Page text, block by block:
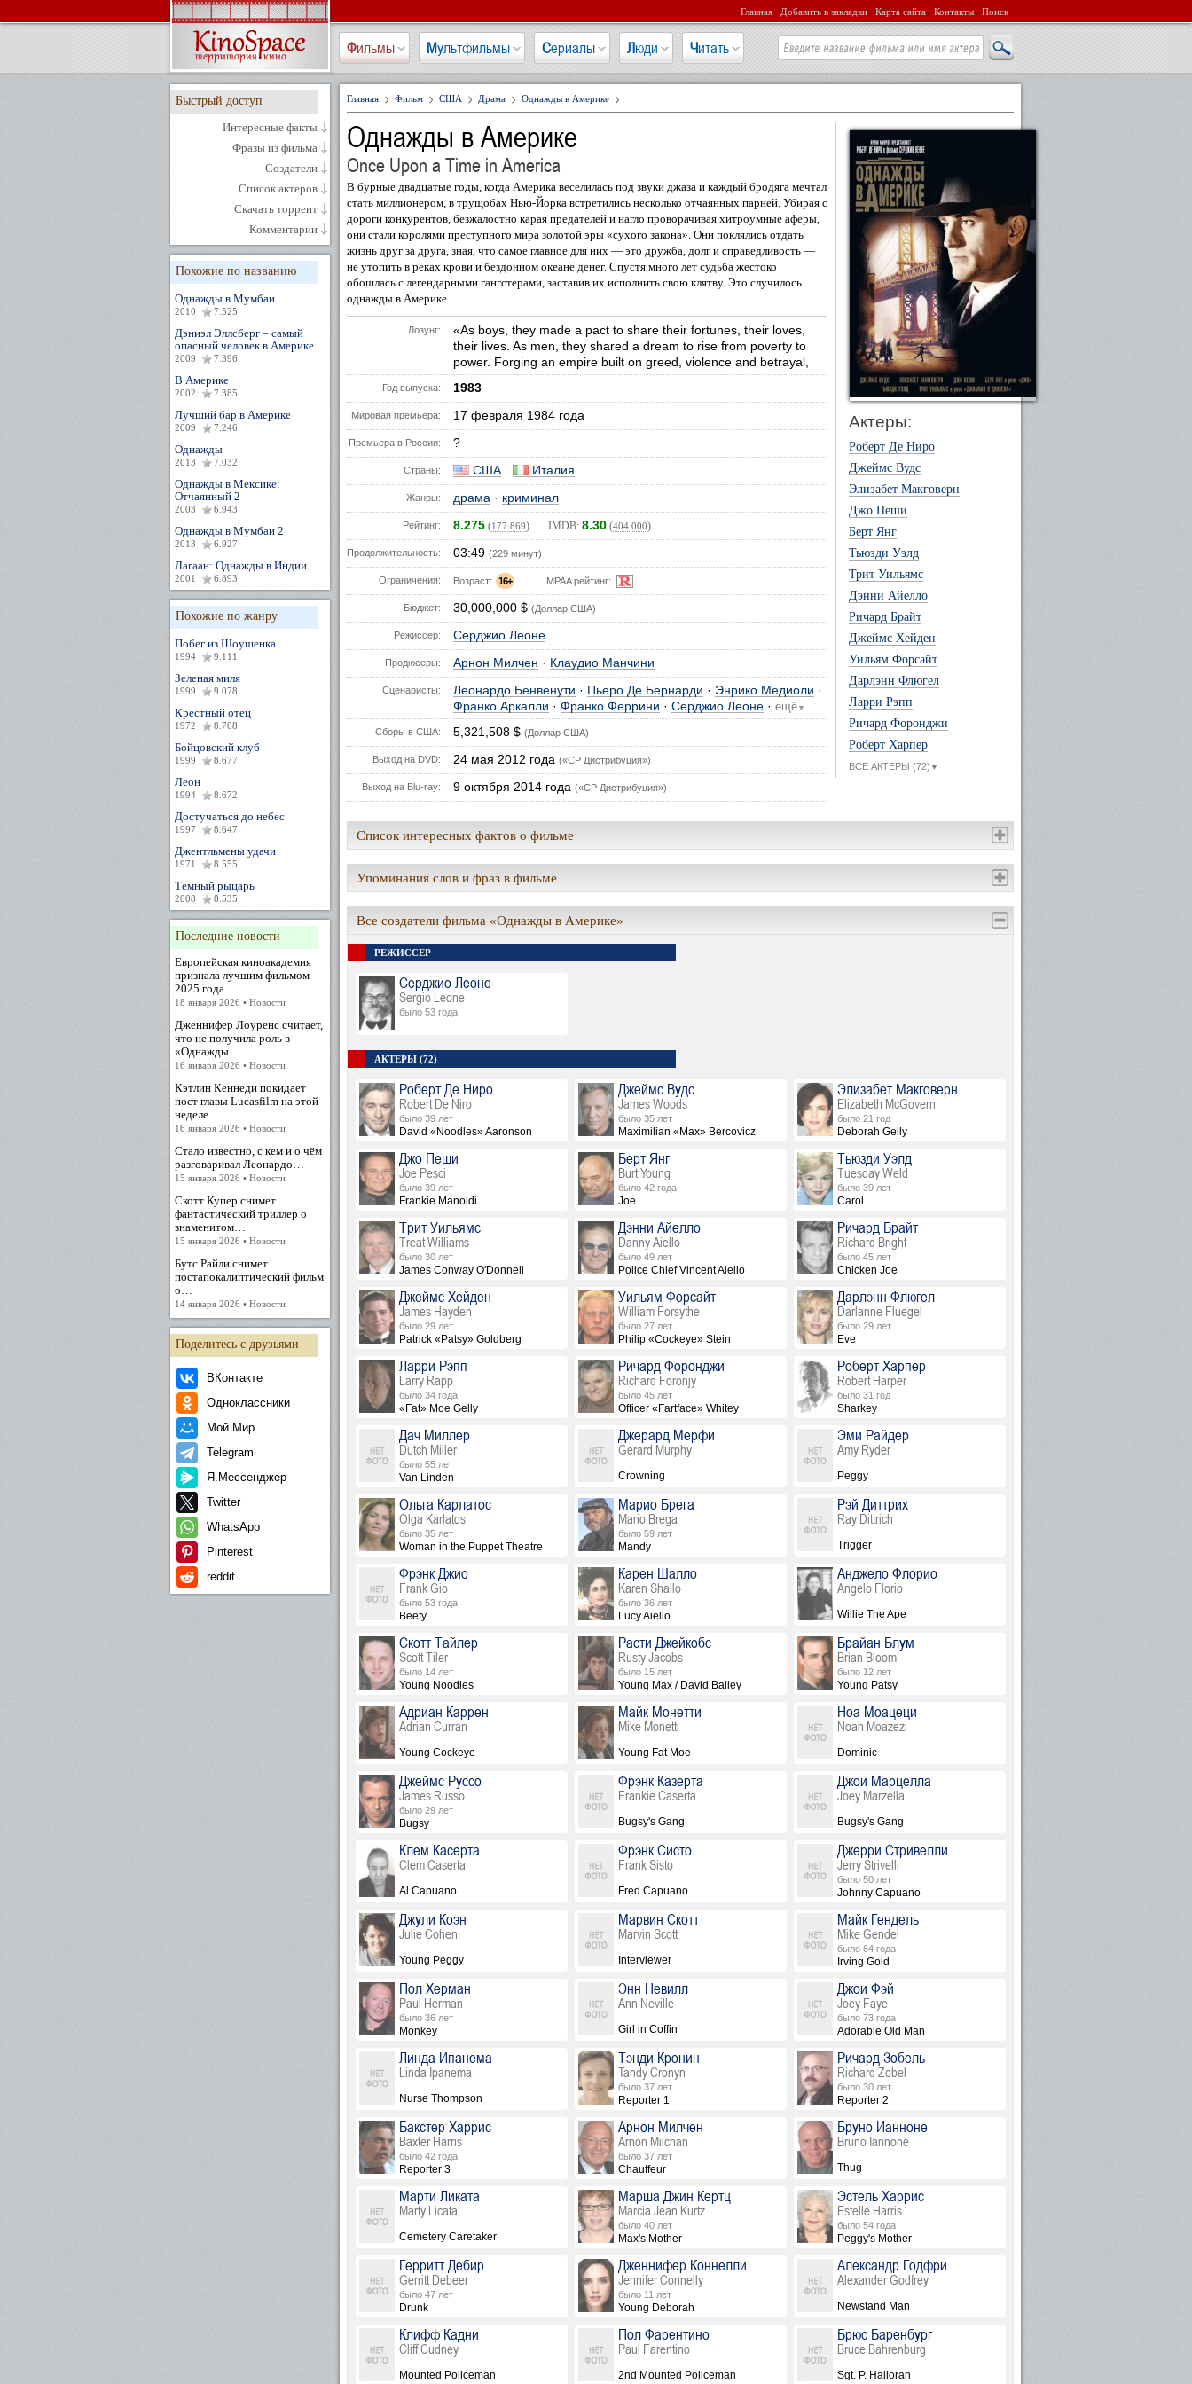
Главная Добавить в закладки Карта сайта Контакты Поиск
Фильмы Мультфильмы Сериалы Люди Читать
Быстрый доступ
Интересные факты
Фразы из фильма
Создатели
Список актеров
Скачать торрент
Комментарии
Похожие по названию
Однажды в Мумбаи
2010 7.525
Дэниэл Эллсберг – самый
опасный человек в Америке
2009 7.396
В Америке
2002 7.385
Лучший бар в Америке
2009 7.246
Однажды
2013 7.032
Однажды в Мексике:
Отчаянный 2
2003 6.943
Однажды в Мумбаи 2
2013 6.927
Лагаан: Однажды в Индии
2001 6.893
Похожие по жанру
Побег из Шоушенка
1994 9.111
Зеленая миля
1999 9.078
Крестный отец
1972 8.708
Бойцовский клуб
1999 8.677
Леон
1994 8.672
Достучаться до небес
1997 8.647
Джентльмены удачи
1971 8.555
Темный рыцарь
2008 8.535
Последние новости
Европейская киноакадемия
признала лучшим фильмом
2025 года…
18 января 2026 • Новости
Дженнифер Лоуренс считает,
что не получила роль в
«Однажды…
16 января 2026 • Новости
Кэтлин Кеннеди покидает
пост главы Lucasfilm на этой
неделе
16 января 2026 • Новости
Стало известно, с кем и о чём
разговаривал Леонардо…
15 января 2026 • Новости
Скотт Купер снимет
фантастический триллер о
знаменитом…
15 января 2026 • Новости
Бутс Райли снимет
постапокалиптический фильм
о…
14 января 2026 • Новости
Поделитесь с друзьями
ВКонтакте
Одноклассники
Мой Мир
Telegram
Я.Мессенджер
Twitter
WhatsApp
Pinterest
reddit
Главная Фильм США Драма Однажды в Америке
Однажды в Америке
Once Upon a Time in America
В бурные двадцатые годы, когда Америка веселилась под звуки джаза и каждый бродяга мечтал
стать миллионером, в трущобах Нью-Йорка встретились несколько отчаянных парней. Убирая с
дороги конкурентов, безжалостно карая предателей и нагло проворачивая хитроумные аферы,
они стали королями преступного мира золотой эры «сухого закона». Они поклялись отдать
жизнь друг за друга, зная, что самое главное для них — это дружба, долг и справедливость —
не утопить в реках крови и бездонном океане денег. Спустя много лет судьба жестоко
обошлась с легендарными гангстерами, заставив их исполнить свою клятву. Это случилось
однажды в Америке...
Лозунг:
«As boys, they made a pact to share their fortunes, their loves,
their lives. As men, they shared a dream to rise from poverty to
power. Forging an empire built on greed, violence and betrayal,
Год выпуска: 1983
Мировая премьера: 17 февраля 1984 года
Премьера в России: ?
Страны: США Италия
Жанры: драма · криминал
Рейтинг: 8.275 (177 869) IMDB: 8.30 (404 000)
Продолжительность: 03:49 (229 минут)
Ограничения: Возраст: 16+ MPAA рейтинг:
Бюджет: 30,000,000 $ (Доллар США)
Режиссер: Серджио Леоне
Продюсеры: Арнон Милчен · Клаудио Манчини
Сценаристы: Леонардо Бенвенути · Пьеро Де Бернарди · Энрико Медиоли ·
Франко Аркалли · Франко Феррини · Серджио Леоне · ещё ▼
Сборы в США: 5,321,508 $ (Доллар США)
Выход на DVD: 24 мая 2012 года («CP Дистрибуция»)
Выход на Blu-ray: 9 октября 2014 года («CP Дистрибуция»)
Актеры:
Роберт Де Ниро
Джеймс Вудс
Элизабет Макговерн
Джо Пеши
Берт Янг
Тьюзди Уэлд
Трит Уильямс
Дэнни Айелло
Ричард Брайт
Джеймс Хейден
Уильям Форсайт
Дарлэнн Флюгел
Ларри Рэпп
Ричард Форонджи
Роберт Харпер
ВСЕ АКТЕРЫ (72) ▼
Список интересных фактов о фильме
Упоминания слов и фраз в фильме
Все создатели фильма «Однажды в Америке»
РЕЖИССЕР
Серджио Леоне
Sergio Leone
было 53 года
АКТЕРЫ (72)
Роберт Де Ниро
Robert De Niro
было 39 лет
David «Noodles» Aaronson
Джеймс Вудс
James Woods
было 35 лет
Maximilian «Max» Bercovicz
Элизабет Макговерн
Elizabeth McGovern
было 21 год
Deborah Gelly
Джо Пеши
Joe Pesci
было 39 лет
Frankie Manoldi
Берт Янг
Burt Young
было 42 года
Joe
Тьюзди Уэлд
Tuesday Weld
было 39 лет
Carol
Трит Уильямс
Treat Williams
было 30 лет
James Conway O'Donnell
Дэнни Айелло
Danny Aiello
было 49 лет
Police Chief Vincent Aiello
Ричард Брайт
Richard Bright
было 45 лет
Chicken Joe
Джеймс Хейден
James Hayden
было 29 лет
Patrick «Patsy» Goldberg
Уильям Форсайт
William Forsythe
было 27 лет
Philip «Cockeye» Stein
Дарлэнн Флюгел
Darlanne Fluegel
было 29 лет
Eve
Ларри Рэпп
Larry Rapp
было 34 года
«Fat» Moe Gelly
Ричард Форонджи
Richard Foronjy
было 45 лет
Officer «Fartface» Whitey
Роберт Харпер
Robert Harper
было 31 год
Sharkey
Дач Миллер
Dutch Miller
было 55 лет
Van Linden
Джерард Мерфи
Gerard Murphy
Crowning
Эми Райдер
Amy Ryder
Peggy
Ольга Карлатос
Olga Karlatos
было 35 лет
Woman in the Puppet Theatre
Марио Брега
Mario Brega
было 59 лет
Mandy
Рэй Диттрих
Ray Dittrich
Trigger
Фрэнк Джио
Frank Gio
было 53 года
Beefy
Карен Шалло
Karen Shallo
было 36 лет
Lucy Aiello
Анджело Флорио
Angelo Florio
Willie The Ape
Скотт Тайлер
Scott Tiler
было 14 лет
Young Noodles
Расти Джейкобс
Rusty Jacobs
было 15 лет
Young Max / David Bailey
Брайан Блум
Brian Bloom
было 12 лет
Young Patsy
Адриан Каррен
Adrian Curran
Young Cockeye
Майк Монетти
Mike Monetti
Young Fat Moe
Ноа Моацеци
Noah Moazezi
Dominic
Джеймс Руссо
James Russo
было 29 лет
Bugsy
Фрэнк Казерта
Frankie Caserta
Bugsy's Gang
Джои Марцелла
Joey Marzella
Bugsy's Gang
Клем Касерта
Clem Caserta
Al Capuano
Фрэнк Систо
Frank Sisto
Fred Capuano
Джерри Стривелли
Jerry Strivelli
было 50 лет
Johnny Capuano
Джули Коэн
Julie Cohen
Young Peggy
Марвин Скотт
Marvin Scott
Interviewer
Майк Гендель
Mike Gendel
было 64 года
Irving Gold
Пол Херман
Paul Herman
было 36 лет
Monkey
Энн Невилл
Ann Neville
Girl in Coffin
Джои Фэй
Joey Faye
было 73 года
Adorable Old Man
Линда Ипанема
Linda Ipanema
Nurse Thompson
Тэнди Кронин
Tandy Cronyn
было 37 лет
Reporter 1
Ричард Зобель
Richard Zobel
было 30 лет
Reporter 2
Бакстер Харрис
Baxter Harris
было 42 года
Reporter 3
Арнон Милчен
Arnon Milchan
было 37 лет
Chauffeur
Бруно Ианноне
Bruno Iannone
Thug
Марти Ликата
Marty Licata
Cemetery Caretaker
Марша Джин Кертц
Marcia Jean Kurtz
было 40 лет
Max's Mother
Эстель Харрис
Estelle Harris
было 54 года
Peggy's Mother
Герритт Дебир
Gerritt Debeer
было 47 лет
Drunk
Дженнифер Коннелли
Jennifer Connelly
было 11 лет
Young Deborah
Александр Годфри
Alexander Godfrey
Newstand Man
Клифф Кадни
Cliff Cudney
Mounted Policeman
Пол Фарентино
Paul Farentino
2nd Mounted Policeman
Брюс Баренбург
Bruce Bahrenburg
Sgt. P. Halloran